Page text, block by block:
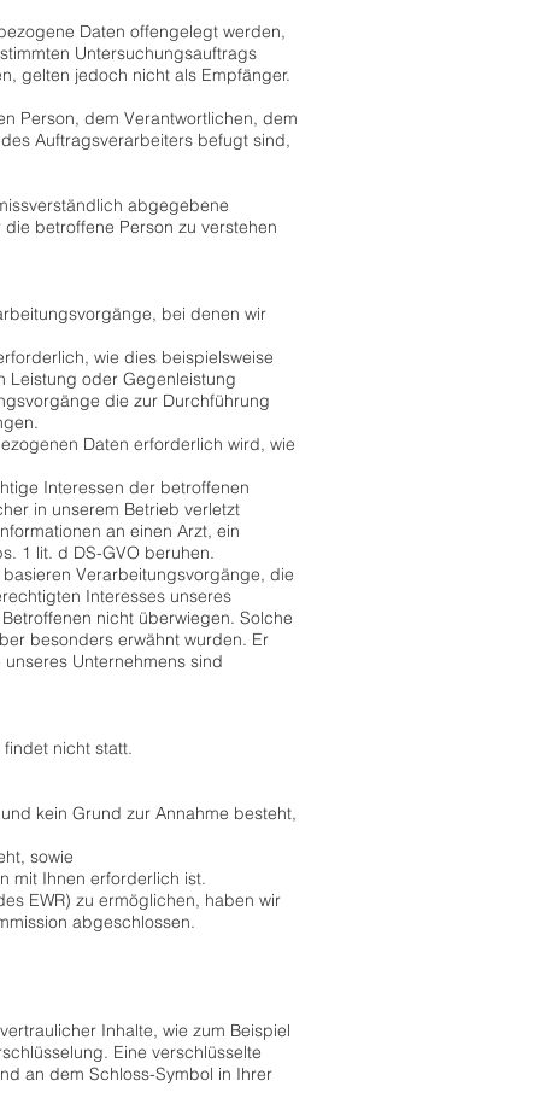
Daten offengelegt werden,
Untersuchungsauftrags
gelten jedoch nicht als Empfänger.
Person, dem Verantwortlichen, dem
Auftragsverarbeiters befugt sind,
abgegebene
betroffene Person zu verstehen
bei denen wir
wie dies beispielsweise
Leistung oder Gegenleistung
die zur Durchführung
Daten erforderlich wird, wie
Interessen der betroffenen
in unserem Betrieb verletzt
an einen Arzt, ein
1 lit. d DS-GVO beruhen.
Verarbeitungsvorgänge, die
Interesses unseres
nicht überwiegen. Solche
besonders erwähnt wurden. Er
Unternehmens sind
nicht statt.
kein Grund zur Annahme besteht,
sowie
mit Ihnen erforderlich ist.
EWR) zu ermöglichen, haben wir
abgeschlossen.
Inhalte, wie zum Beispiel
Eine verschlüsselte
an dem Schloss-Symbol in Ihrer